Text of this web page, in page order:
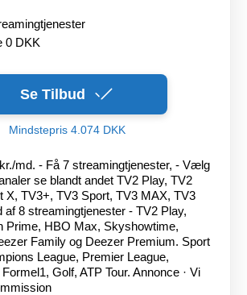
0 DKK
Se Tilbud
Mindstepris 4.074 DKK
md. - Få 7 streamingtjenester, - Vælg
se blandt andet TV2 Play, TV2
X, TV3+, TV3 Sport, TV3 MAX, TV3
8 streamingtjenester - TV2 Play,
Prime, HBO Max, Skyshowtime,
Family og Deezer Premium. Sport
League, Premier League,
Golf, ATP Tour. Annonce · Vi